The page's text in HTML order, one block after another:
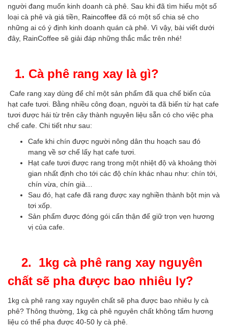
người đang muốn kinh doanh cà phê. Sau khi đã tìm hiểu một số
loại cà phê và giá tiền, Raincoffee đã có một số chia sẻ cho
những ai có ý định kinh doanh quán cà phê. Vì vậy, bài viết dưới
đây, RainCoffee sẽ giải đáp những thắc mắc trên nhé!
1. Cà phê rang xay là gì?
Cafe rang xay dùng để chỉ một sản phẩm đã qua chế biến của
hạt cafe tươi. Bằng nhiều công đoạn, người ta đã biến từ hạt cafe
tươi được hái từ trên cây thành nguyên liệu sẵn có cho việc pha
chế cafe. Chi tiết như sau:
Cafe khi chín được người nông dân thu hoạch sau đó
mang về sơ chế lấy hạt cafe tươi.
Hạt cafe tươi được rang trong một nhiệt độ và khoảng thời
gian nhất định cho tới các độ chín khác nhau như: chín tới,
chín vừa, chín già…
Sau đó, hạt cafe đã rang được xay nghiền thành bột mịn và
tơi xốp.
Sản phẩm được đóng gói cẩn thận để giữ trọn vẹn hương
vị của cafe.
2. 1kg cà phê rang xay nguyên
chất sẽ pha được bao nhiêu ly?
1kg cà phê rang xay nguyên chất sẽ pha được bao nhiêu ly cà
phê? Thông thường, 1kg cà phê nguyên chất không tẩm hương
liệu có thể pha được 40-50 ly cà phê.